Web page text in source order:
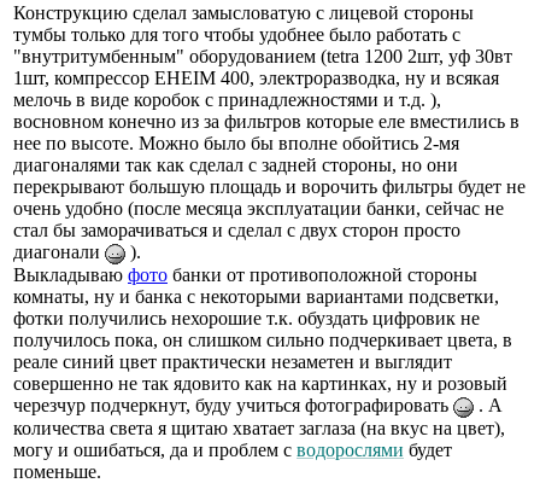
Конструкцию сделал замысловатую с лицевой стороны
тумбы только для того чтобы удобнее было работать с
"внутритумбенным" оборудованием (tetra 1200 2шт, уф 30вт
1шт, компрессор EHEIM 400, электроразводка, ну и всякая
мелочь в виде коробок с принадлежностями и т.д. ),
восновном конечно из за фильтров которые еле вместились в
нее по высоте. Можно было бы вполне обойтись 2-мя
диагоналями так как сделал с задней стороны, но они
перекрывают большую площадь и ворочить фильтры будет не
очень удобно (после месяца эксплуатации банки, сейчас не
стал бы заморачиваться и сделал с двух сторон просто
диагонали
).
Выкладываю фото банки от противоположной стороны
комнаты, ну и банка с некоторыми вариантами подсветки,
фотки получились нехорошие т.к. обуздать цифровик не
получилось пока, он слишком сильно подчеркивает цвета, в
реале синий цвет практически незаметен и выглядит
совершенно не так ядовито как на картинках, ну и розовый
черезчур подчеркнут, буду учиться фотографировать
. А
количества света я щитаю хватает заглаза (на вкус на цвет),
могу и ошибаться, да и проблем с водорослями будет
поменьше.